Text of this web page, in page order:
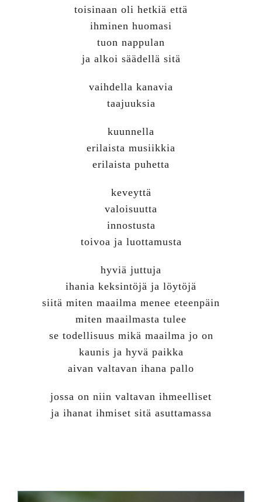
toisinaan oli hetkiä että
ihminen huomasi
tuon nappulan
ja alkoi säädellä sitä
vaihdella kanavia
taajuuksia
kuunnella
erilaista musiikkia
erilaista puhetta
keveyttä
valoisuutta
innostusta
toivoa ja luottamusta
hyviä juttuja
ihania keksintöjä ja löytöjä
siitä miten maailma menee eteenpäin
miten maailmasta tulee
se todellisuus mikä maailma jo on
kaunis ja hyvä paikka
aivan valtavan ihana pallo
jossa on niin valtavan ihmeelliset
ja ihanat ihmiset sitä asuttamassa